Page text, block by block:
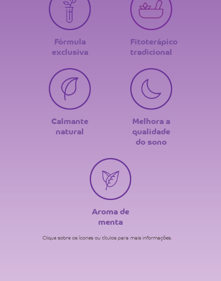
Fórmula
exclusiva
Fitoterápico
tradicional
Calmante
natural
Melhora a
qualidade
do sono
Aroma de
menta
Clique sobre os ícones ou títulos para mais informações.